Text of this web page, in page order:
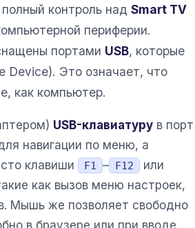
контроль над Smart TV
периферии.
портами USB, которые
Device). Это означает, что
как компьютер.
USB-клавиатуру в порт
навигации по меню, а
клавиши F1 – F12
или
как вызов меню настроек,
Мышь же позволяет свободно
в браузере или при вводе